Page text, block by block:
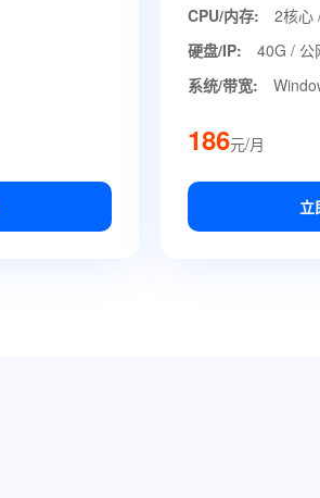
CPU/内存:
2核心
硬盘/IP:
40G / 公
系统/带宽:
186元/月
立